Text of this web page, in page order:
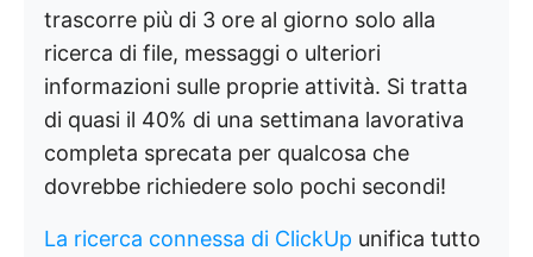
trascorre più di 3 ore al giorno solo alla
ricerca di file, messaggi o ulteriori
informazioni sulle proprie attività. Si tratta
di quasi il 40% di una settimana lavorativa
completa sprecata per qualcosa che
dovrebbe richiedere solo pochi secondi!
La ricerca connessa di ClickUp unifica tutto